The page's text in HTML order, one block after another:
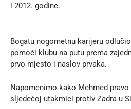
i 2012. godine.
Bogatu nogometnu karijeru
pomoći klubu na putu prema
prvo mjesto i naslov prvaka.
Napomenimo kako Mehmed
sljedećoj utakmici protiv Zadra u